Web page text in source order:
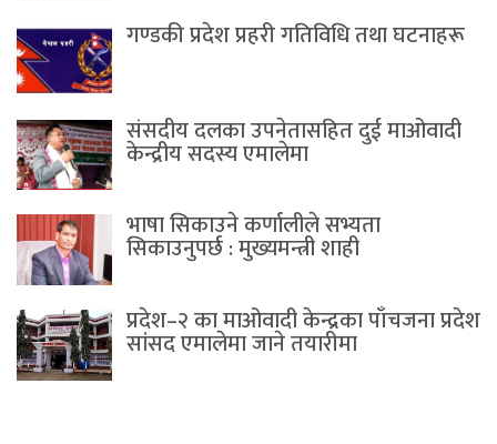
गण्डकी प्रदेश प्रहरी गतिविधि तथा घटनाहरू
संसदीय दलका उपनेतासहित दुई माओवादी
केन्द्रीय सदस्य एमालेमा
भाषा सिकाउने कर्णालीले सभ्यता
सिकाउनुपर्छ : मुख्यमन्त्री शाही
प्रदेश–२ का माओवादी केन्द्रका पाँचजना प्रदेश
सांसद एमालेमा जाने तयारीमा